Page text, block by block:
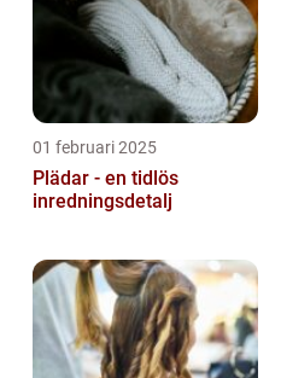
01 februari 2025
Plädar - en tidlös
inredningsdetalj